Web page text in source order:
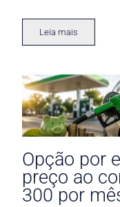
Leia mais
Opção por
preço ao
300 por